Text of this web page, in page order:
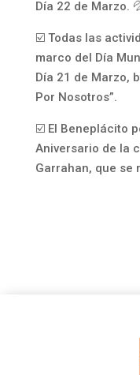
Día 22 de Marzo.
☑️ Todas las
marco del Día
Día 21 de Marzo,
Por Nosotros”.
☑️ El Beneplácito
Aniversario de la
Garrahan, que se